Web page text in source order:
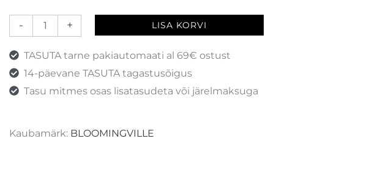
- + LISA KORVI
TASUTA tarne pakiautomaati al 69€ ostust
14-päevane TASUTA tagastusõigus
Tasu mitmes osas lisatasudeta või järelmaksuga
Kaubamärk: BLOOMINGVILLE